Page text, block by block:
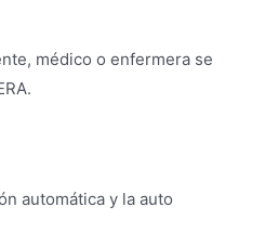
médico o enfermera se
automática y la auto